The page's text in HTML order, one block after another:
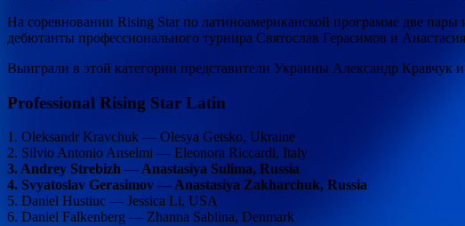
На соревновании Rising Star по латиноамериканской программе две
дебютанты профессионального турнира Святослав Герасимов и
Выиграли в этой категории представители Украины Александр Кравчук
Professional Rising Star Latin
1. Oleksandr Kravchuk — Olesya Getsko, Ukraine
2. Silvio Antonio Anselmi — Eleonora Riccardi, Italy
3. Andrey Strebizh — Anastasiya Sulima, Russia
4. Svyatoslav Gerasimov — Anastasiya Zakharchuk, Russia
5. Daniel Hustiuc — Jessica Li, USA
6. Daniel Falkenberg — Zhanna Sablina, Denmark